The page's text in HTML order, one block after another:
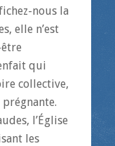
nous la
elle n’est
qui
collective,
l’Église
les